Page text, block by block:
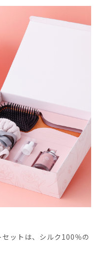
ットは、シルク100％の